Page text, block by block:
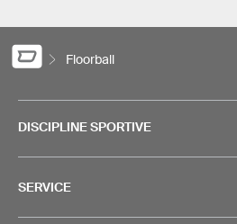
Floorball
DISCIPLINE SPORTIVE
SERVICE